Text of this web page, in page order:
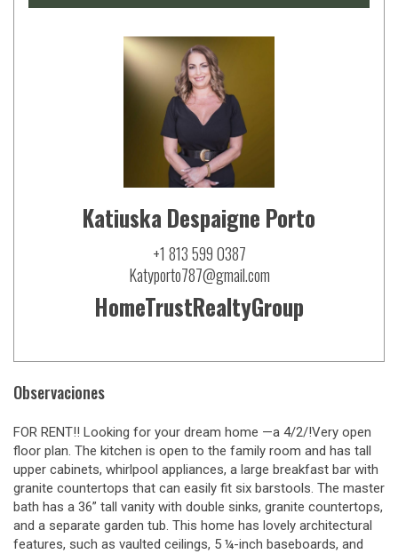
Katiuska Despaigne Porto
+1 813 599 0387
Katyporto787@gmail.com
HomeTrustRealtyGroup
Observaciones
FOR RENT!! Looking for your dream home —a 4/2/!Very open
floor plan. The kitchen is open to the family room and has tall
upper cabinets, whirlpool appliances, a large breakfast bar with
granite countertops that can easily fit six barstools. The master
bath has a 36” tall vanity with double sinks, granite countertops,
and a separate garden tub. This home has lovely architectural
features, such as vaulted ceilings, 5 ¼-inch baseboards, and